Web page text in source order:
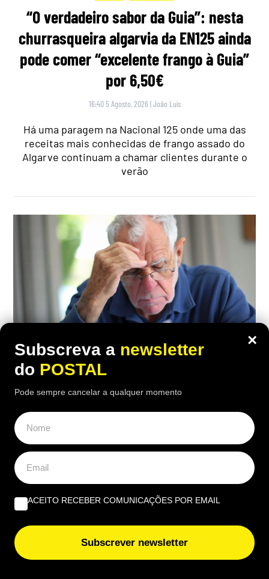
“O verdadeiro sabor da Guia”: nesta
churrasqueira algarvia da EN125 ainda
pode comer “excelente frango à Guia”
por 6,50€
16:40 5 Agosto, 2026 |João Luís
Há uma paragem na Nacional 125 onde uma das
receitas mais conhecidas de frango assado do
Algarve continuam a chamar clientes durante o
verão
ECONOMIA,EUROPA,NACIONAL
Carpinteiro reformado de 91 anos com
incapacidade vê Segurança Social
recusar-lhe subida da pensão de 850€
para 1.547€: caso foi ‘parar’ a tribunal
12:30 7 Agosto, 2026|Daniel Fallows
Justiça recusou aumentar a pensão de um
carpinteiro de 91 anos, apesar das várias cirurgias
×
Subscreva a newsletter
do POSTAL
Pode sempre cancelar a qualquer momento
ACEITO RECEBER COMUNICAÇÕES POR EMAIL
Subscrever newsletter